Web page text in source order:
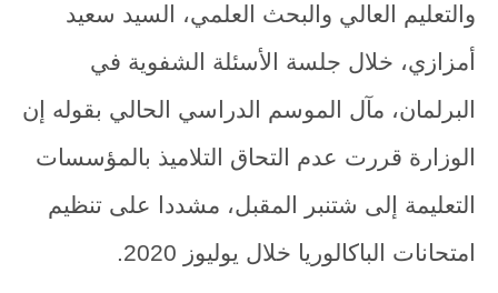
والتعليم العالي والبحث العلمي، السيد سعيد
أمزازي، خلال جلسة الأسئلة الشفوية في
البرلمان، مآل الموسم الدراسي الحالي بقوله إن
الوزارة قررت عدم التحاق التلاميذ بالمؤسسات
التعليمة إلى شتنبر المقبل، مشددا على تنظيم
امتحانات الباكالوريا خلال يوليوز 2020.